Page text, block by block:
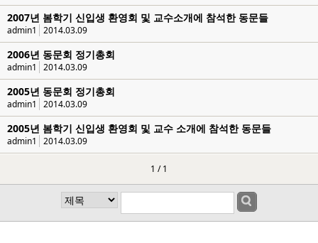
2007년 봄학기 신입생 환영회 및 교수소개에 참석한 동문들
admin1 2014.03.09
2006년 동문회 정기총회
admin1 2014.03.09
2005년 동문회 정기총회
admin1 2014.03.09
2005년 봄학기 신입생 환영회 및 교수 소개에 참석한 동문들
admin1 2014.03.09
1 / 1